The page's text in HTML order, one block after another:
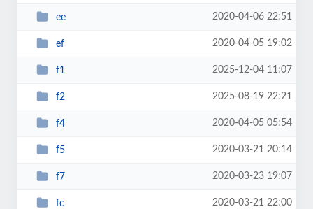
ee 2020-04-06 22:51
ef 2020-04-05 19:02
f1 2025-12-04 11:07
f2 2025-08-19 22:21
f4 2020-04-05 05:54
f5 2020-03-21 20:14
f7 2020-03-23 19:07
fc 2020-03-21 22:00